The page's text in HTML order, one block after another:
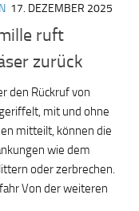
17. DEZEMBER 2025
ruft
zurück
den Rückruf von
mit und ohne
mitteilt, können die
wie dem
oder zerbrechen.
Von der weiteren